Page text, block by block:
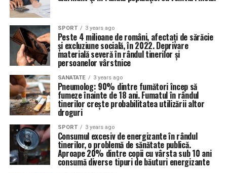
SPORT 3 years ago
Peste 4 milioane de români, afectați de sărăcie
și excluziune socială, în 2022. Deprivare
materială severă în rândul tinerilor și
persoanelor vârstnice
SANATATE 3 years ago
Pneumolog: 90% dintre fumători încep să
fumeze înainte de 18 ani. Fumatul în rândul
tinerilor crește probabilitatea utilizării altor
droguri
SPORT 3 years ago
Consumul excesiv de energizante în rândul
tinerilor, o problemă de sănătate publică.
Aproape 20% dintre copii cu vârsta sub 10 ani
consumă diverse tipuri de băuturi energizante